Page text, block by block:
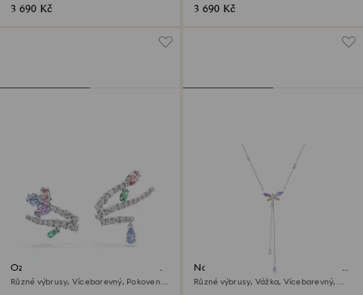
3 690 Kč 3 690 Kč
Ozdoby na ucho Ariana Grande
x Swarovski
Různé výbrusy, Vícebarevný, Pokoveno
Náhrdelník Y Ariana Grande x
Swarovski
Různé výbrusy, Vážka, Vícebarevný,